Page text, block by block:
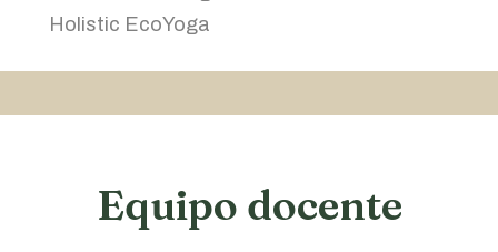
Holistic EcoYoga
Equipo docente